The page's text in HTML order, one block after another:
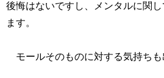
後悔はないですし、メンタルに関
ます。
モールそのものに対する気持ちも